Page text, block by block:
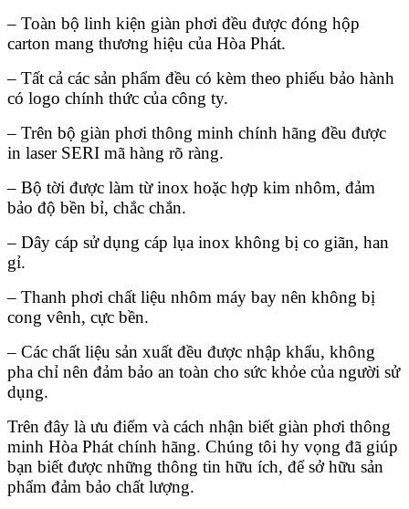
– Toàn bộ linh kiện giàn phơi đều được đóng hộp
carton mang thương hiệu của Hòa Phát.
– Tất cả các sản phẩm đều có kèm theo phiếu bảo hành
có logo chính thức của công ty.
– Trên bộ giàn phơi thông minh chính hãng đều được
in laser SERI mã hàng rõ ràng.
– Bộ tời được làm từ inox hoặc hợp kim nhôm, đảm
bảo độ bền bỉ, chắc chắn.
– Dây cáp sử dụng cáp lụa inox không bị co giãn, han
gỉ.
– Thanh phơi chất liệu nhôm máy bay nên không bị
cong vênh, cực bền.
– Các chất liệu sản xuất đều được nhập khẩu, không
pha chỉ nên đảm bảo an toàn cho sức khỏe của người sử
dụng.
Trên đây là ưu điểm và cách nhận biết giàn phơi thông
minh Hòa Phát chính hãng. Chúng tôi hy vọng đã giúp
bạn biết được những thông tin hữu ích, để sở hữu sản
phẩm đảm bảo chất lượng.